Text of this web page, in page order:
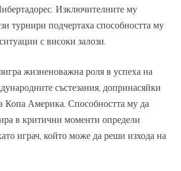
Изключителните му
турнири подчертаха способността му
с високи залози.
жизненоважна роля в успеха на
състезания, допринасяйки
Копа Америка. Способността му да
в критични моменти определи
играч, който може да реши изхода на